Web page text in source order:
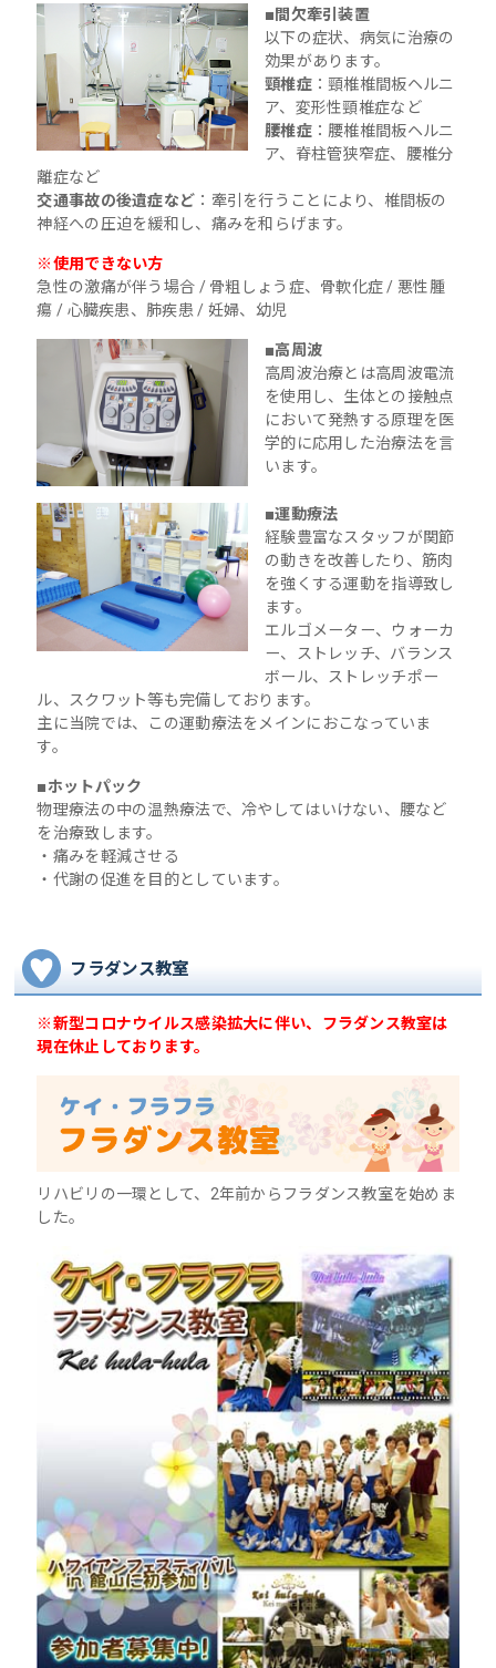
■間欠牽引装置
以下の症状、病気に治療の
効果があります。
頸椎症：頸椎椎間板ヘルニ
ア、変形性頸椎症など
腰椎症：腰椎椎間板ヘルニ
ア、脊柱管狭窄症、腰椎分
離症など
交通事故の後遺症など ：牽引を行うことにより、椎間板の
神経への圧迫を緩和し、痛みを和らげます。
※使用できない方
急性の激痛が伴う場合 / 骨粗しょう症、骨軟化症 / 悪性腫
瘍 / 心臓疾患、肺疾患 / 妊婦、幼児
■高周波
高周波治療とは高周波電流
を使用し、生体との接触点
において発熱する原理を医
学的に応用した治療法を言
います。
■運動療法
経験豊富なスタッフが関節
の動きを改善したり、筋肉
を強くする運動を指導致し
ます。
エルゴメーター、ウォーカ
ー、ストレッチ、バランス
ボール、ストレッチポー
ル、スクワット等も完備しております。
主に当院では、この運動療法をメインにおこなっていま
す。
■ホットパック
物理療法の中の温熱療法で、冷やしてはいけない、腰など
を治療致します。
・痛みを軽減させる
・代謝の促進を目的としています。
フラダンス教室
※新型コロナウイルス感染拡大に伴い、フラダンス教室は
現在休止しております。
リハビリの一環として、2年前からフラダンス教室を始めま
した。